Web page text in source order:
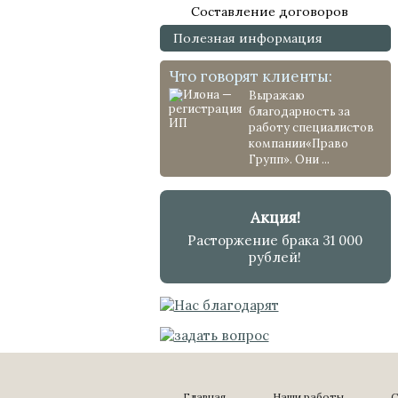
Составление договоров
Полезная информация
Что говорят клиенты:
Выражаю
благодарность за
работу специалистов
компании«Право
Групп». Они ...
Акция!
Расторжение брака 31 000
рублей!